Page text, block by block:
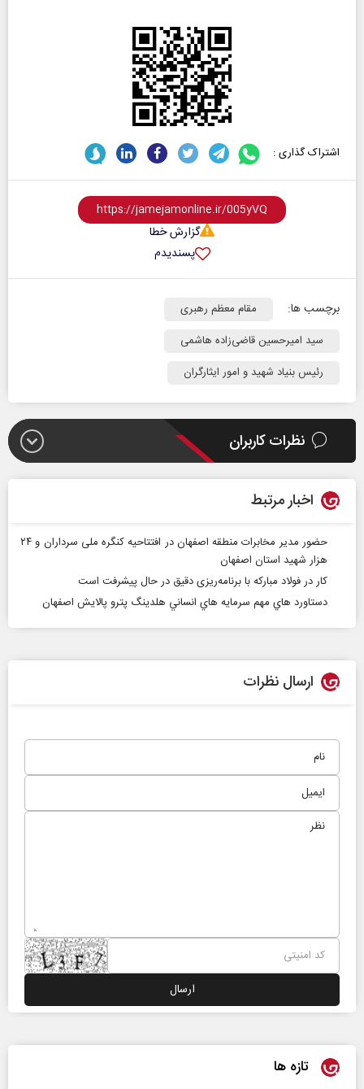
اشتراک گذاری :
گزارش خطا
پسندیدم
برچسب ها:
مقام معظم رهبری
سید امیرحسین قاضی‌زاده هاشمی
رئیس بنیاد شهید و امور ایثارگران
نظرات کاربران
اخبار مرتبط
حضور مدیر مخابرات منطقه اصفهان در افتتاحیه کنگره ملی سرداران و ۲۴
هزار شهید استان اصفهان
کار در فولاد مبارکه با برنامه‌ریزی دقیق در حال پیشرفت است
دستاورد هاي مهم سرمايه هاي انساني هلدينگ پترو پالايش اصفهان
ارسال نظرات
تازه ها